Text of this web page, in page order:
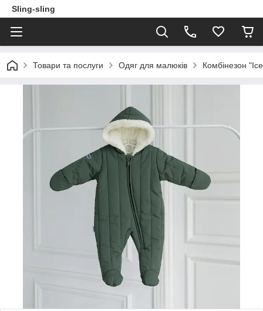
Sling-sling
Товари та послуги Одяг для малюків Комбінезон